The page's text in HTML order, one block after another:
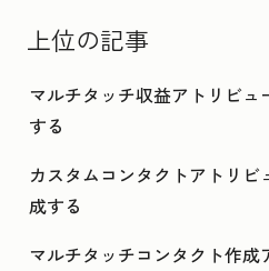
上位の記事
マルチタッチ収益アトリビ
する
カスタムコンタクトアトリ
成する
マルチタッチコンタクト作